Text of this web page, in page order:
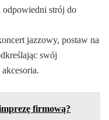
odpowiedni strój do
jazzowy, postaw na
swój
firmową?